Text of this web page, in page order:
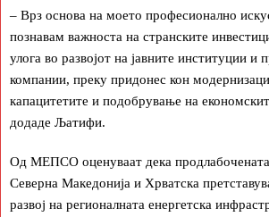
– Врз основа на моето професионално
познавам важноста на странските
улога во развојот на јавните институции и
компании, преку придонес кон
капацитетите и подобрување на
додаде Љатифи.
Од МЕПСО оценуваат дека
Северна Македонија и Хрватска
развој на регионалната енергетска